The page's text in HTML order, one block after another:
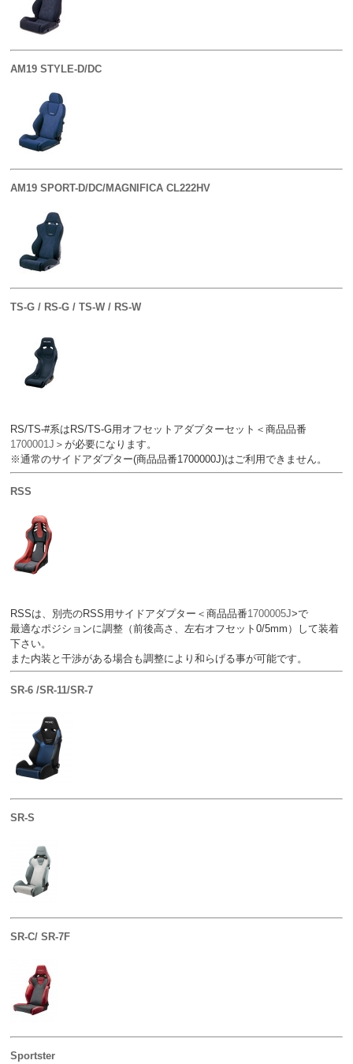
AM19 STYLE-D/DC
AM19 SPORT-D/DC/MAGNIFICA CL222HV
TS-G / RS-G / TS-W / RS-W
RS/TS-#系はRS/TS-G用オフセットアダプターセット＜商品品番
1700001J ＞が必要になります。
※通常のサイドアダプター(商品品番1700000J)はご利用できません。
RSS
RSSは、別売のRSS用サイドアダプター＜商品品番1700005J>で
最適なポジションに調整（前後高さ、左右オフセット0/5mm）して装着
下さい。
また内装と干渉がある場合も調整により和らげる事が可能です。
SR-6 /SR-11/SR-7
SR-S
SR-C/ SR-7F
Sportster